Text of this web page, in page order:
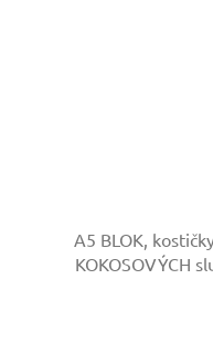
A5 BLOK,
KOKOSOVÝCH